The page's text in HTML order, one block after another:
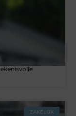
ZAKELIJK